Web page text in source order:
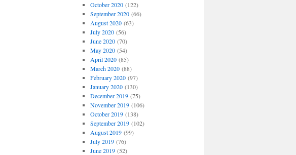
October 2020(122)
September 2020(66)
August 2020(63)
July 2020(56)
June 2020(70)
May 2020(54)
April 2020(85)
March 2020(88)
February 2020(97)
January 2020(130)
December 2019(75)
November 2019(106)
October 2019(138)
September 2019(102)
August 2019(99)
July 2019(76)
June 2019(52)